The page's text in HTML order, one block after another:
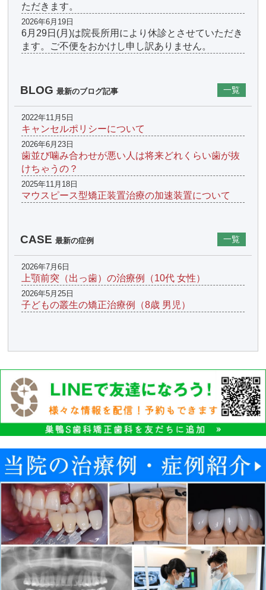
ただきます。
2026年6月19日
6月29日(月)は院長所用により休診とさせていただき
ます。ご不便をおかけし申し訳ありません。
BLOG 最新のブログ記事 一覧
2022年11月5日
キャンセルポリシーについて
2026年6月23日
歯並び噛み合わせが悪い人は将来どれくらい歯が抜
けちゃうの？
2025年11月18日
マウスピース型矯正装置治療の加速装置について
CASE 最新の症例 一覧
2026年7月6日
上顎前突（出っ歯）の治療例（10代 女性）
2026年5月25日
子どもの叢生の矯正治療例（8歳 男児）